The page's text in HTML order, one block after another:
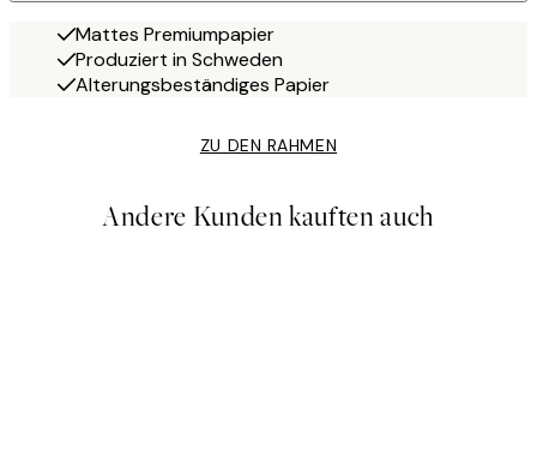
Mattes Premiumpapier
Produziert in Schweden
Alterungsbeständiges Papier
ZU DEN RAHMEN
Andere Kunden kauften auch